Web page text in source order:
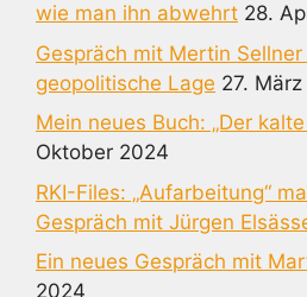
wie man ihn abwehrt 28.
Gespräch mit Mertin
geopolitische Lage 27.
Mein neues Buch: „Der
Oktober 2024
RKI-Files: „Aufarbeitung“
Gespräch mit Jürgen
Ein neues Gespräch mit
2024